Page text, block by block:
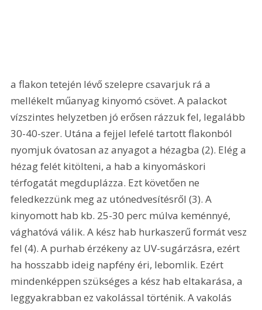
a flakon tetején lévő szelepre csavarjuk rá a
mellékelt műanyag kinyomó csövet. A palackot
vízszintes helyzetben jó erősen rázzuk fel, legalább
30-40-szer. Utána a fejjel lefelé tartott flakonból
nyomjuk óvatosan az anyagot a hézagba (2). Elég a
hézag felét kitölteni, a hab a kinyomáskori
térfogatát megduplázza. Ezt követően ne
feledkezzünk meg az utónedvesítésről (3). A
kinyomott hab kb. 25-30 perc múlva keménnyé,
vághatóvá válik. A kész hab hurkaszerű formát vesz
fel (4). A purhab érzékeny az UV-sugárzásra, ezért
ha hosszabb ideig napfény éri, lebomlik. Ezért
mindenképpen szükséges a kész hab eltakarása, a
leggyakrabban ez vakolással történik. A vakolás